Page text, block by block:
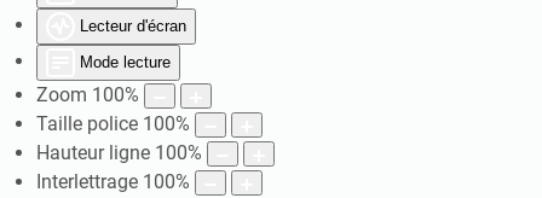
Lecteur d'écran
Mode lecture
Zoom 100%
Taille police 100%
Hauteur ligne 100%
Interlettrage 100%